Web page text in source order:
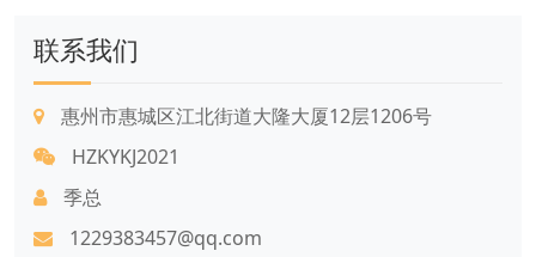
联系我们
惠州市惠城区江北街道大隆大厦12层1206号
HZKYKJ2021
季总
1229383457@qq.com